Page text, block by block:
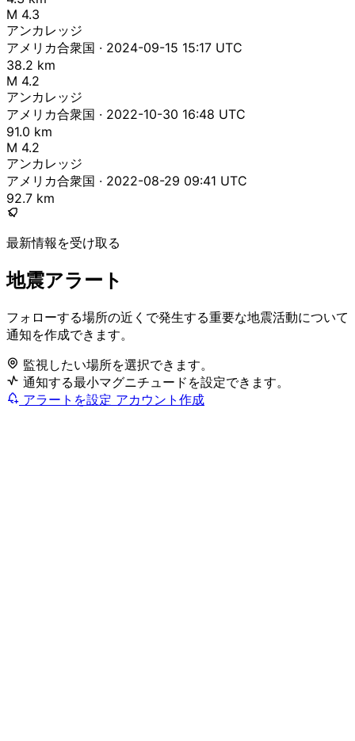
M 4.3
アンカレッジ
アメリカ合衆国 · 2024-09-15 15:17 UTC
38.2 km
M 4.2
アンカレッジ
アメリカ合衆国 · 2022-10-30 16:48 UTC
91.0 km
M 4.2
アンカレッジ
アメリカ合衆国 · 2022-08-29 09:41 UTC
92.7 km
最新情報を受け取る
地震アラート
フォローする場所の近くで発生する重要な地震活動について
通知を作成できます。
監視したい場所を選択できます。
通知する最小マグニチュードを設定できます。
アラートを設定 アカウント作成